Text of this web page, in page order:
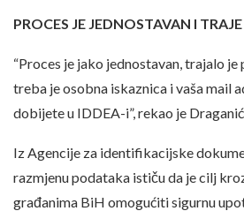
PROCES JE JEDNOSTAVAN I
“Proces je jako jednostavan, trajalo je
treba je osobna iskaznica i vaša mail
dobijete u IDDEA-i”, rekao je Draganić.
Iz Agencije za identifikacijske
razmjenu podataka ističu da je cilj
građanima BiH omogućiti sigurnu